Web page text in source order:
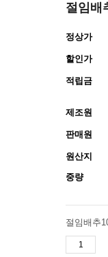
절임배
정상가
할인가
적립금
제조원
판매원
원산지
중량
절임배추